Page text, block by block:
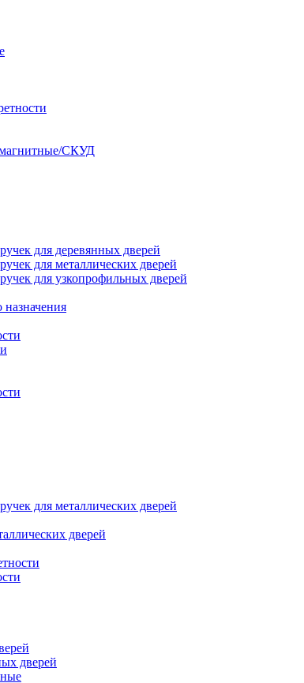
СКУД
для деревянных дверей
для металлических дверей
для узкопрофильных дверей
для металлических дверей
дверей
дверей